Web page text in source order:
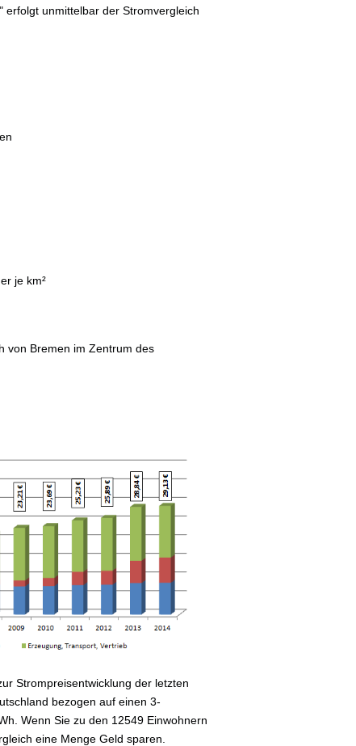
erfolgt unmittelbar der Stromvergleich
je km²
von Bremen im Zentrum des
Strompreisentwicklung der letzten
bezogen auf einen 3-
Wenn Sie zu den 12549 Einwohnern
eine Menge Geld sparen.